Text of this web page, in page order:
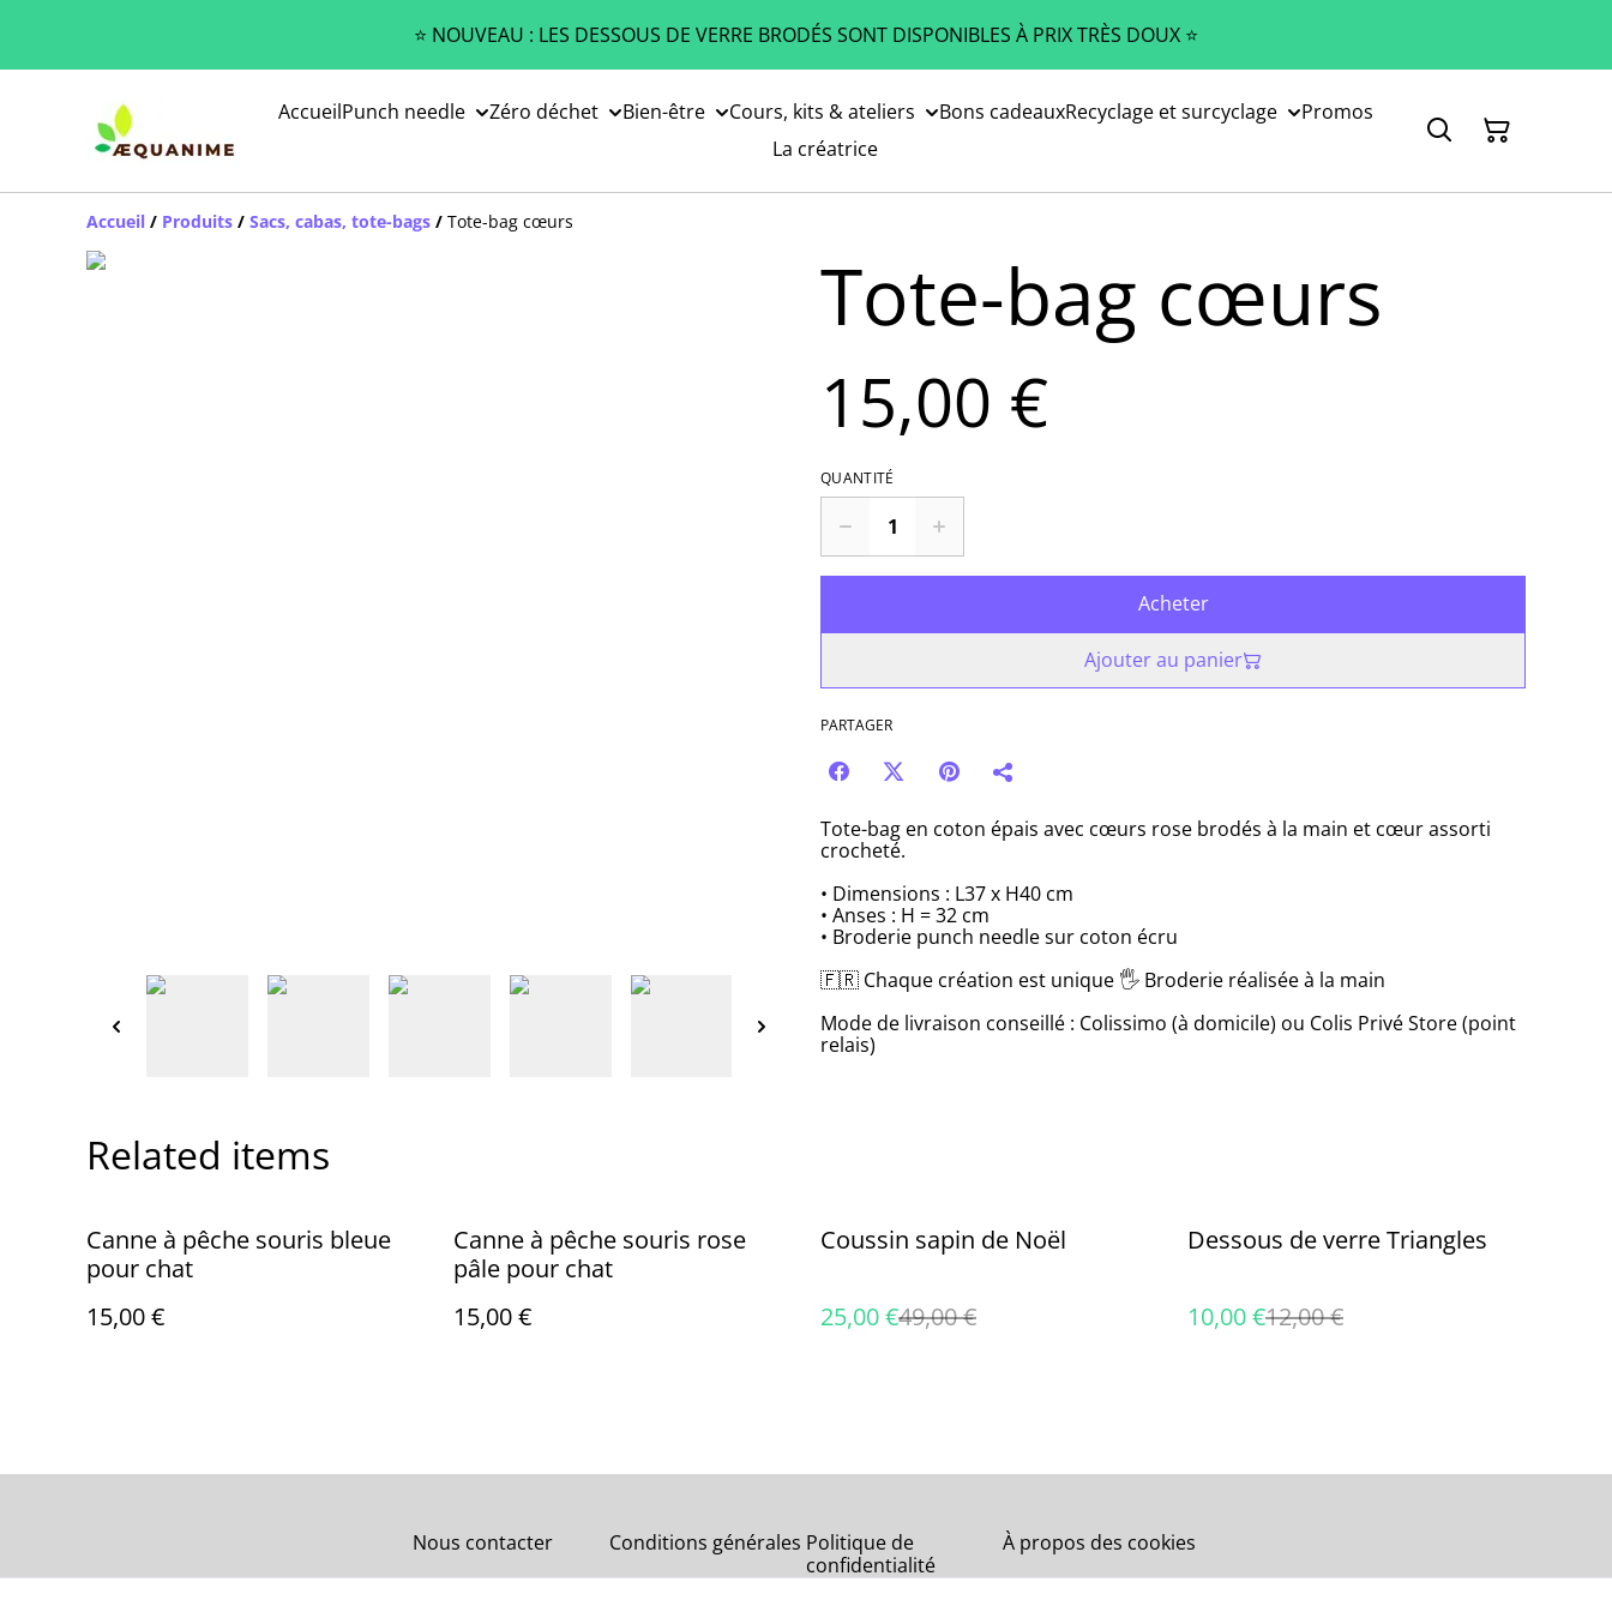
⭐️ NOUVEAU : LES DESSOUS DE VERRE BRODÉS SONT DISPONIBLES À PRIX TRÈS DOUX ⭐️
AccueilPunch needle Zéro déchet Bien-être Cours, kits & ateliers Bons cadeauxRecyclage et surcyclage
Promos
La créatrice
Accueil / Produits / Sacs, cabas, tote-bags / Tote-bag cœurs
Tote-bag cœurs
15,00 €
QUANTITÉ
Acheter
Ajouter au panier
PARTAGER
Tote-bag en coton épais avec cœurs rose brodés à la main et cœur assorti
crocheté.
• Dimensions : L37 x H40 cm
• Anses : H = 32 cm
• Broderie punch needle sur coton écru
🇫🇷 Chaque création est unique 🖐 Broderie réalisée à la main
Mode de livraison conseillé : Colissimo (à domicile) ou Colis Privé Store (point
relais)
Related items
Canne à pêche souris bleue
pour chat
15,00 €
Canne à pêche souris rose
pâle pour chat
15,00 €
%
Coussin sapin de Noël
25,00 €49,00 €
%
Dessous de verre Triangles
10,00 €12,00 €
Nous contacter Conditions générales Politique de
confidentialité
À propos des cookies